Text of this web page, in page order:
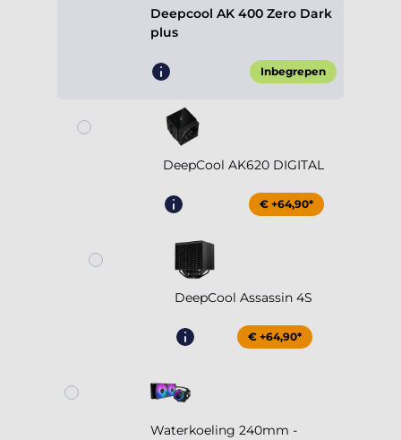
Deepcool AK 400 Zero Dark
plus
Inbegrepen
DeepCool AK620 DIGITAL
€ +64,90*
DeepCool Assassin 4S
€ +64,90*
Waterkoeling 240mm -